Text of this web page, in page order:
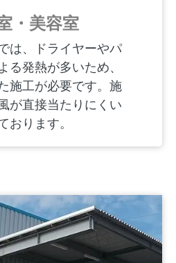
・美容室
は、ドライヤーやパ
る発熱が多いため、
施工が必要です。施
が直接当たりにくい
おります。